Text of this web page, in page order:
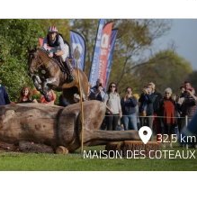
32.5 km
MAISON DES COTEAUX